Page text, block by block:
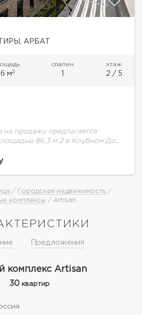
АРБАТ
м2
спален
1
этаж
2 / 5
продажу предлагается
86,3 м 2 в Клубном Доме
/ Городская недвижимость /
комплексы / Artisan
Предложения
комплекс Artisan
30 квартир